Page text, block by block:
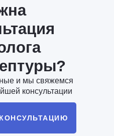
и мы свяжемся
консультации